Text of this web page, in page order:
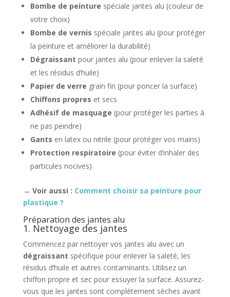
Bombe de peinture spéciale jantes alu (couleur de
votre choix)
Bombe de vernis spéciale jantes alu (pour protéger
la peinture et améliorer la durabilité)
Dégraissant pour jantes alu (pour enlever la saleté
et les résidus d’huile)
Papier de verre grain fin (pour poncer la surface)
Chiffons propres et secs
Adhésif de masquage (pour protéger les parties à
ne pas peindre)
Gants en latex ou nitrile (pour protéger vos mains)
Protection respiratoire (pour éviter d’inhaler des
particules nocives)
→ Voir aussi : Comment choisir sa peinture pour
plastique ?
Préparation des jantes alu
1. Nettoyage des jantes
Commencez par nettoyer vos jantes alu avec un
dégraissant spécifique pour enlever la saleté, les
résidus d’huile et autres contaminants. Utilisez un
chiffon propre et sec pour essuyer la surface. Assurez-
vous que les jantes sont complètement sèches avant